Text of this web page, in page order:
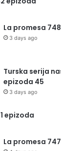
La promesa
3 days ago
Turska serija
epizoda 45
3 days ago
epizoda
La promesa